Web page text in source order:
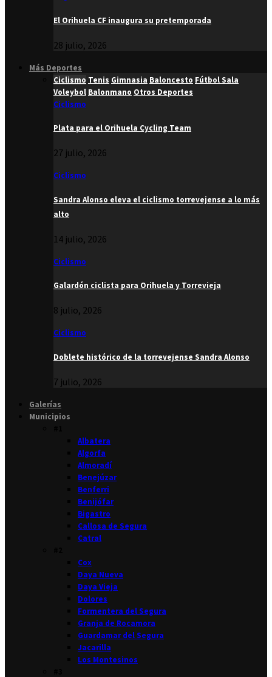
El Orihuela CF inaugura su pretemporada
28 julio, 2026
Más Deportes
Ciclismo Tenis Gimnasia Baloncesto Fútbol Sala
Voleybol Balonmano Otros Deportes
Ciclismo
Plata para el Orihuela Cycling Team
27 julio, 2026
Ciclismo
Sandra Alonso eleva el ciclismo torrevejense a lo más
alto
14 julio, 2026
Ciclismo
Galardón ciclista para Orihuela y Torrevieja
8 julio, 2026
Ciclismo
Doblete histórico de la torrevejense Sandra Alonso
7 julio, 2026
Galerías
Municipios
Albatera
Algorfa
Almoradí
Benejúzar
Benferri
Benijófar
Bigastro
Callosa de Segura
Catral
Cox
Daya Nueva
Daya Vieja
Dolores
Formentera del Segura
Granja de Rocamora
Guardamar del Segura
Jacarilla
Los Montesinos